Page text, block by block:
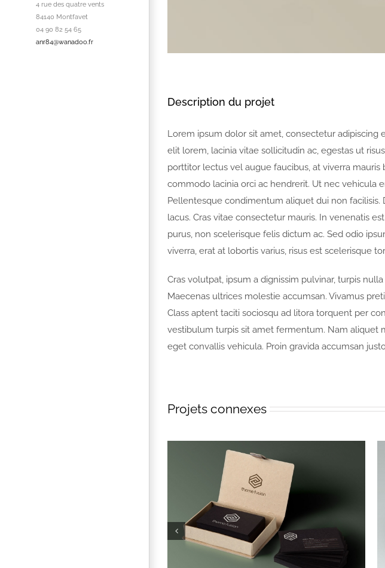
4 rue des quatre vents
84140 Montfavet
04 90 82 54 65
anr84@wanadoo.fr
Description du projet
Lorem ipsum dolor sit amet, consectetur adipiscing
elit lorem, lacinia vitae sollicitudin ac, egestas ut
porttitor lectus vel augue faucibus, at viverra
commodo lacinia orci ac hendrerit. Ut nec vehicula
Pellentesque condimentum aliquet dui non
lacus. Cras vitae consectetur mauris. In venenatis
purus, non scelerisque felis dictum ac. Sed odio
viverra, erat at lobortis varius, risus est scelerisque
Cras volutpat, ipsum a dignissim pulvinar, turpis
Maecenas ultrices molestie accumsan. Vivamus
Class aptent taciti sociosqu ad litora torquent per
vestibulum turpis sit amet fermentum. Nam aliquet
eget convallis vehicula. Proin gravida accumsan
Projets connexes